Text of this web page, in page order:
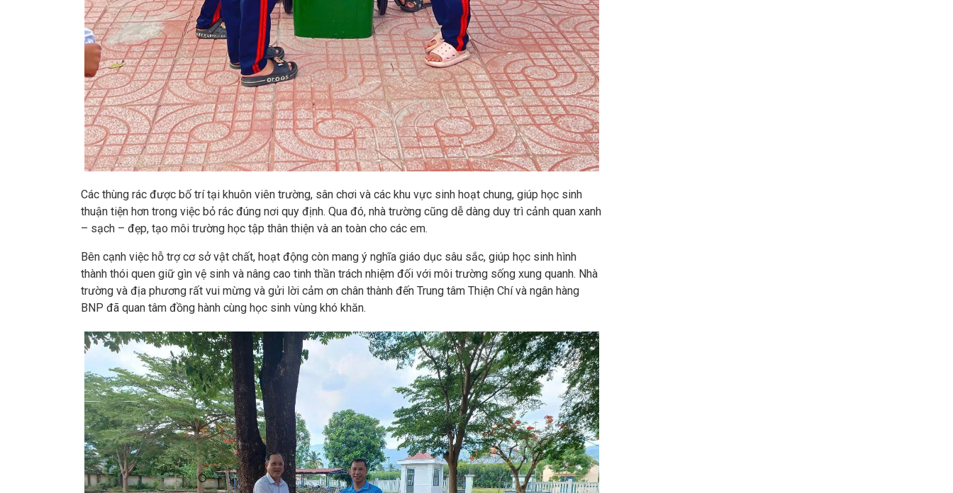
Các thùng rác được bố trí tại khuôn viên trường, sân chơi và các khu vực sinh hoạt chung, giúp học sinh
thuận tiện hơn trong việc bỏ rác đúng nơi quy định. Qua đó, nhà trường cũng dễ dàng duy trì cảnh quan xanh
– sạch – đẹp, tạo môi trường học tập thân thiện và an toàn cho các em.
Bên cạnh việc hỗ trợ cơ sở vật chất, hoạt động còn mang ý nghĩa giáo dục sâu sắc, giúp học sinh hình
thành thói quen giữ gìn vệ sinh và nâng cao tinh thần trách nhiệm đối với môi trường sống xung quanh. Nhà
trường và địa phương rất vui mừng và gửi lời cảm ơn chân thành đến Trung tâm Thiện Chí và ngân hàng
BNP đã quan tâm đồng hành cùng học sinh vùng khó khăn.